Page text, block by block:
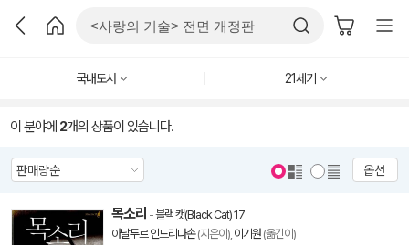
국내도서 21세기
이 분야에 2개의 상품이 있습니다.
옵션
목소리 -블랙 캣(Black Cat) 17
아날두르 인드리다손(지은이), 이기원 (옮긴이)